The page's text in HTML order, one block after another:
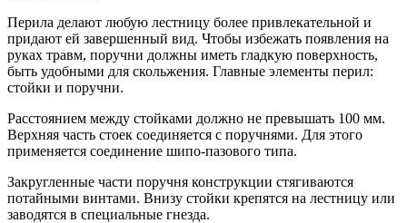
Перила делают любую лестницу более привлекательной и
придают ей завершенный вид. Чтобы избежать появления на
руках травм, поручни должны иметь гладкую поверхность,
быть удобными для скольжения. Главные элементы перил:
стойки и поручни.
Расстоянием между стойками должно не превышать 100 мм.
Верхняя часть стоек соединяется с поручнями. Для этого
применяется соединение шипо-пазового типа.
Закругленные части поручня конструкции стягиваются
потайными винтами. Внизу стойки крепятся на лестницу или
заводятся в специальные гнезда.